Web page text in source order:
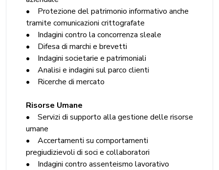
• Protezione del patrimonio informativo anche
tramite comunicazioni crittografate
• Indagini contro la concorrenza sleale
• Difesa di marchi e brevetti
• Indagini societarie e patrimoniali
• Analisi e indagini sul parco clienti
• Ricerche di mercato
Risorse Umane
• Servizi di supporto alla gestione delle risorse
umane
• Accertamenti su comportamenti
pregiudizievoli di soci e collaboratori
• Indagini contro assenteismo lavorativo